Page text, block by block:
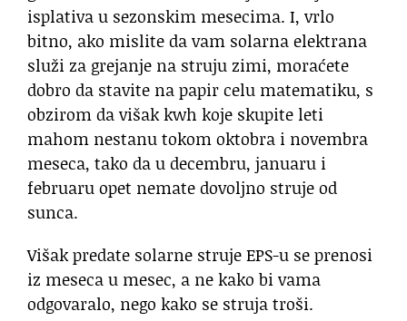
isplativa u sezonskim mesecima. I, vrlo
bitno, ako mislite da vam solarna elektrana
služi za grejanje na struju zimi, moraćete
dobro da stavite na papir celu matematiku, s
obzirom da višak kwh koje skupite leti
mahom nestanu tokom oktobra i novembra
meseca, tako da u decembru, januaru i
februaru opet nemate dovoljno struje od
sunca.
Višak predate solarne struje EPS-u se prenosi
iz meseca u mesec, a ne kako bi vama
odgovaralo, nego kako se struja troši.